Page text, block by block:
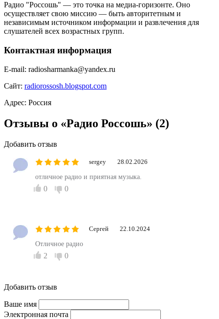
Радио "Россошь" — это точка на медиа-горизонте. Оно
осуществляет свою миссию — быть авторитетным и
независимым источником информации и развлечения для
слушателей всех возрастных групп.
Контактная информация
E-mail: radiosharmanka@yandex.ru
Сайт: radiorossosh.blogspot.com
Адрес: Россия
Отзывы о «Радио Россошь» (2)
Добавить отзыв
sergey 28.02.2026
отличное радио и приятная музыка.
0 0
Сергей 22.10.2024
Отличное радио
2 0
Добавить отзыв
Ваше имя
Электронная почта